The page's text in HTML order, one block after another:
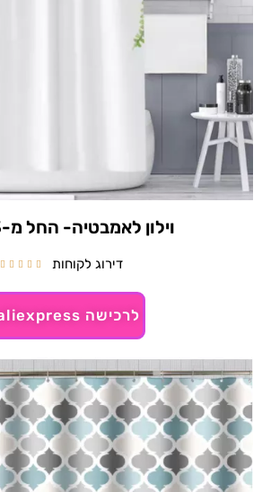
וילון לאמבטיה- החל מ-43 ₪~
דירוג לקוחות 




לרכישה aliexpress